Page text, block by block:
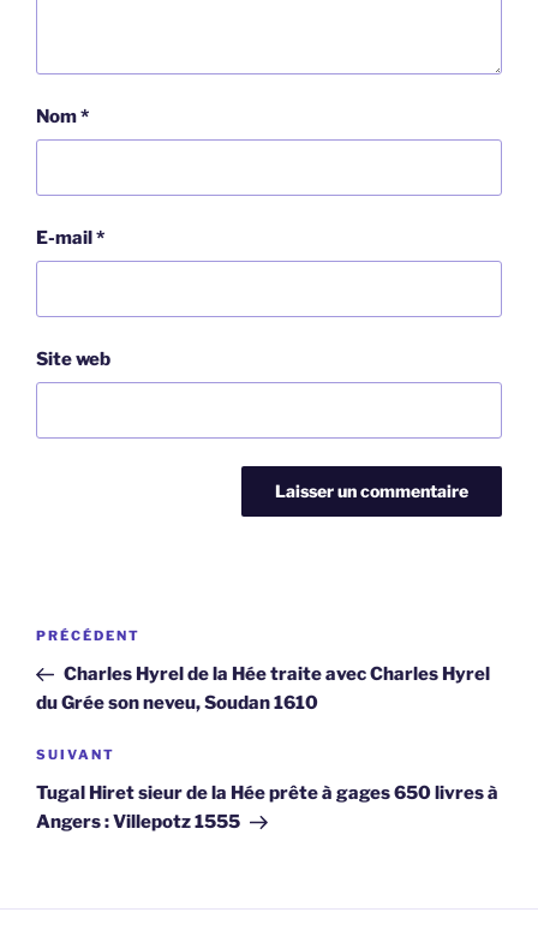
Nom*
E-mail*
Site web
Navigation
l’article
Article
précédent
PRÉCÉDENT
Charles Hyrel de la Hée traite avec Charles Hyrel
du Grée son neveu, Soudan 1610
Article
suivant
SUIVANT
Tugal Hiret sieur de la Hée prête à gages 650 livres à
Angers : Villepotz 1555